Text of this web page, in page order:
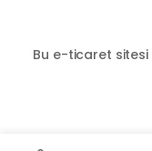
Bu e-ticaret sitesi